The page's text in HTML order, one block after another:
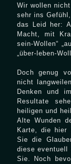
Wir wollen
sehr ins
das Leid her:
Macht, mit
sein-Wollen“
„über-leben-
Doch genug
nicht
Denken und
Resultate
heiligen und
Alte Wunden
Karte, die hier
Sie die
diese eventuell
Sie. Noch